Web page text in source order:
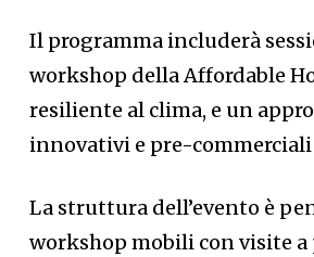
Il programma includerà
workshop della Affordable
resiliente al clima, e un
innovativi e pre-commerciali
La struttura dell’evento è
workshop mobili con visite